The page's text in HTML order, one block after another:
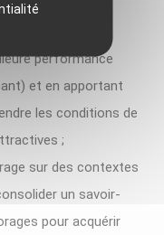
performance
et en apportant
les conditions de
;
sur des contextes
un savoir-
pour acquérir